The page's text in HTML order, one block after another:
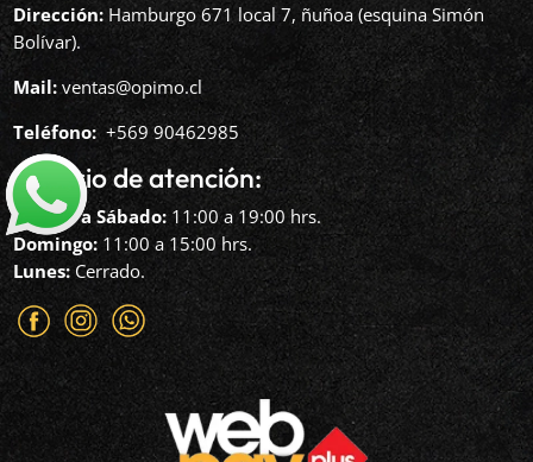
Dirección: Hamburgo 671 local 7, ñuñoa (esquina Simón
Bolívar).
Mail: ventas@opimo.cl
Teléfono: ‪+569 90462985‬
Horario de atención:
Martes a Sábado: 11:00 a 19:00 hrs.
Domingo: 11:00 a 15:00 hrs.
Lunes: Cerrado.